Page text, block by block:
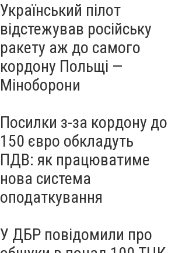
Український пілот
відстежував російську
ракету аж до самого
кордону Польщі —
Міноборони
Посилки з-за кордону до
150 євро обкладуть
ПДВ: як працюватиме
нова система
оподаткування
У ДБР повідомили про